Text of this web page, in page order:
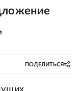
ПОДЕЛИТЬСЯ